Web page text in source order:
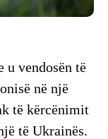
u vendosën të
në një
të kërcënimit
të Ukrainës.